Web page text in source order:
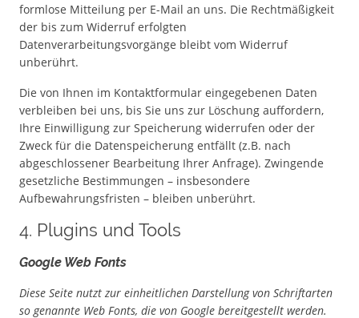
formlose Mitteilung per E-Mail an uns. Die Rechtmäßigkeit
der bis zum Widerruf erfolgten
Datenverarbeitungsvorgänge bleibt vom Widerruf
unberührt.
Die von Ihnen im Kontaktformular eingegebenen Daten
verbleiben bei uns, bis Sie uns zur Löschung auffordern,
Ihre Einwilligung zur Speicherung widerrufen oder der
Zweck für die Datenspeicherung entfällt (z.B. nach
abgeschlossener Bearbeitung Ihrer Anfrage). Zwingende
gesetzliche Bestimmungen – insbesondere
Aufbewahrungsfristen – bleiben unberührt.
4. Plugins und Tools
Google Web Fonts
Diese Seite nutzt zur einheitlichen Darstellung von Schriftarten
so genannte Web Fonts, die von Google bereitgestellt werden.